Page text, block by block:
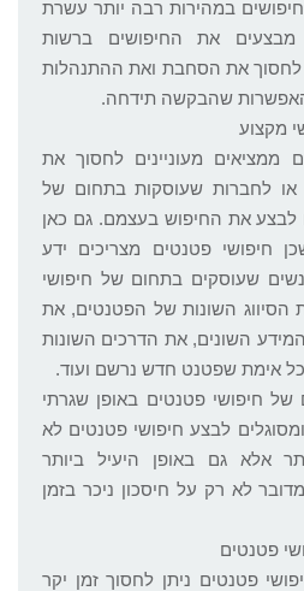
במהירות רבה יותר עשרת
את החיפושים ברשות
לחסוך את הסחבת ואת ההתנהלות
האפשרות שהבקשה תידחה.
מקצוע
ממציאים מעוניינים לחסוך את
או לחברות שעוסקות בתחום של
לבצע את החיפוש בעצמם. גם כאן
חיפושי פטנטים מצריכים ידע
שעוסקים בתחום של חיפושי
הסיווג השונות של הפטנטים, את
השונים, את הדרכים השונות
אימת שפטנט חדש נרשם ועוד.
חיפושי פטנטים באופן שגרתי
לבצע חיפושי פטנטים לא
אלא גם באופן היעיל ביותר
לא רק על חיסכון ניכר בזמן
פטנטים
פטנטים ניתן לחסוך זמן יקר